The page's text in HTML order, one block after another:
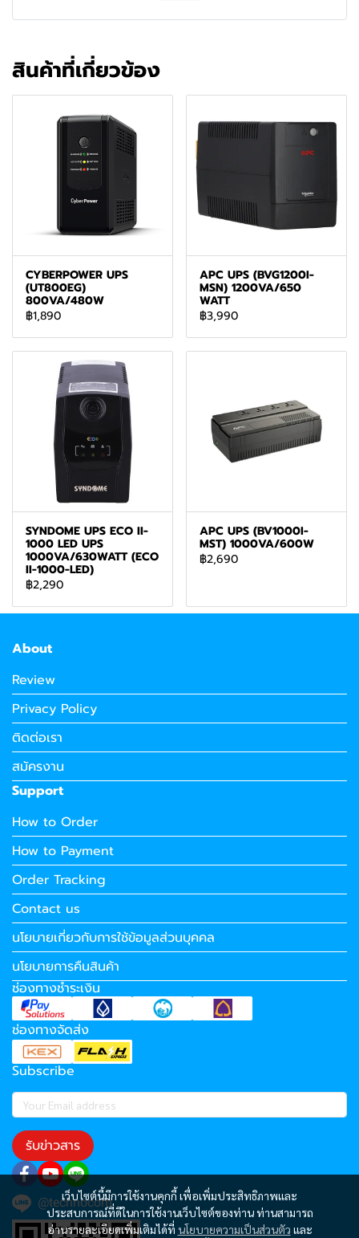
สินค้าที่เกี่ยวข้อง
CYBERPOWER UPS
(UT800EG)
800VA/480W
฿1,890
APC UPS (BVG1200I-
MSN) 1200VA/650
WATT
฿3,990
SYNDOME UPS ECO II-
1000 LED UPS
1000VA/630WATT (ECO
II-1000-LED)
฿2,290
APC UPS (BV1000I-
MST) 1000VA/600W
฿2,690
เว็บไซต์นี้มีการใช้งานคุกกี้ เพื่อเพิ่มประสิทธิภาพและ
ประสบการณ์ที่ดีในการใช้งานเว็บไซต์ของท่าน ท่านสามารถ
อ่านรายละเอียดเพิ่มเติมได้ที่ นโยบายความเป็นส่วนตัว และ
About
Review
Privacy Policy
ติดต่อเรา
สมัครงาน
Support
How to Order
How to Payment
Order Tracking
Contact us
นโยบายเกี่ยวกับการใช้ข้อมูลส่วนบุคคล
นโยบายการคืนสินค้า
ช่องทางชำระเงิน
ช่องทางจัดส่ง
Subscribe
รับข่าวสาร
@technocom